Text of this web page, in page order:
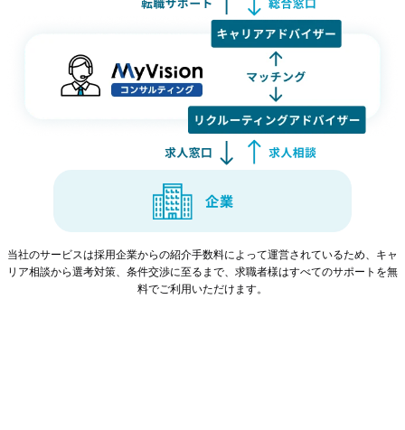
当社のサービスは採用企業からの紹介手数料によって運営されているため、キャ
リア相談から選考対策、条件交渉に至るまで、求職者様はすべてのサポートを無
料でご利用いただけます。